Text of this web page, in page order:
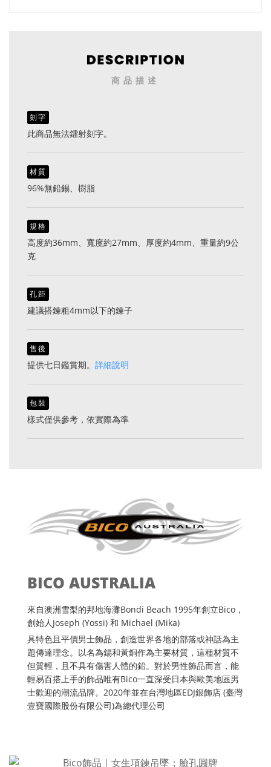
商品描述
刻字
此商品無法鐳射刻字。
材質
96%無鉛錫、樹脂
規格
高度約36mm、寬度約27mm、厚度約4mm、重量約9公
克
孔距
建議搭鍊粗4mm以下的鍊子
售後
提供七日鑑賞期。 詳細說明
包裝
樣式僅供參考，依實際為準
BICO AUSTRALIA
來自澳洲雪梨的邦地海灘Bondi Beach 1995年創立Bico，
創始人Joseph (Yossi) 和 Michael (Mika)
具特色且平價男士飾品，創造世界各地的部落或神話為主
題傳達理念。以名為錫和黃銅作為主要材質，這種材質不
但質輕，且不具有傷害人體的鉛。對於男性飾品而言，能
輕易百搭上手的飾品唯有Bico一直深受日本與歐美地區男
士歡迎的潮流品牌。2020年並在台灣地區EDJ銀飾店 (臺灣
壹寶國際股份有限公司)為總代理公司